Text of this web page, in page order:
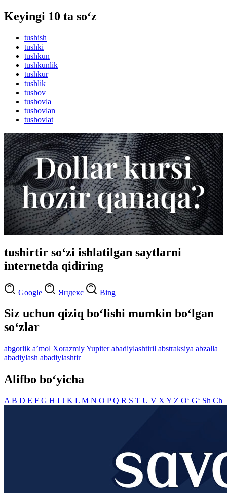
Keyingi 10 ta so‘z
tushish
tushki
tushkun
tushkunlik
tushkur
tushlik
tushov
tushovla
tushovlan
tushovlat
tushirtir so‘zi ishlatilgan saytlarni
internetda qidiring
Google Яндекс Bing
Siz uchun qiziq bo‘lishi mumkin bo‘lgan
so‘zlar
abgorlik aʼmol XorazmiyYupiter abadiylashtiril abstraksiya abzalla
abadiylash abadiylashtir
Alifbo bo‘yicha
A B D E F G H I J K L M N O PQ R S T U V X Y Z O‘ G‘ Sh Ch